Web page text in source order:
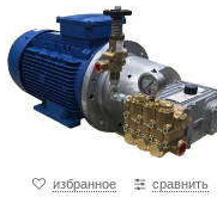
избранное сравнить